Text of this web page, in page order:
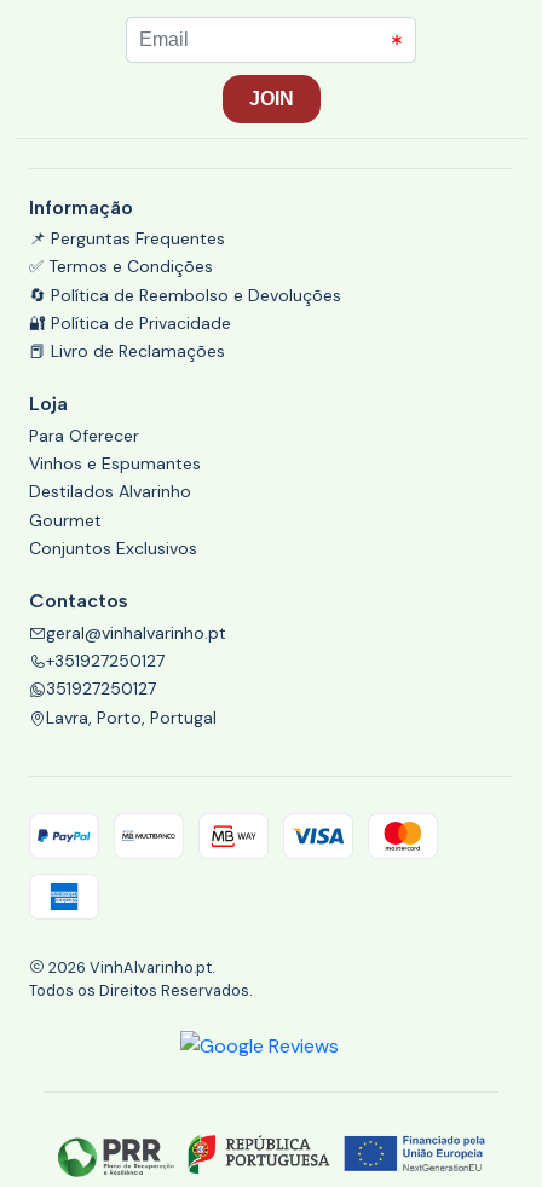
Informação
📌 Perguntas Frequentes
✅ Termos e Condições
🔄 Política de Reembolso e Devoluções
🔐 Política de Privacidade
📕 Livro de Reclamações
Loja
Para Oferecer
Vinhos e Espumantes
Destilados Alvarinho
Gourmet
Conjuntos Exclusivos
Contactos
geral@vinhalvarinho.pt
+351927250127
351927250127
Lavra, Porto, Portugal
2026 VinhAlvarinho.pt.
Todos os Direitos Reservados.